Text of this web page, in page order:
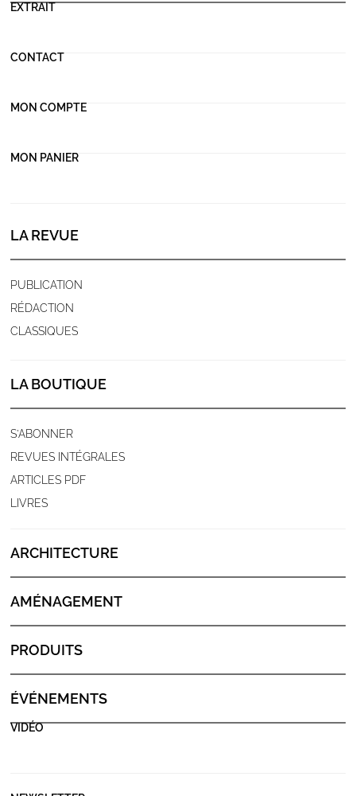
EXTRAIT
CONTACT
MON COMPTE
MON PANIER
LA REVUE
PUBLICATION
RÉDACTION
CLASSIQUES
LA BOUTIQUE
S'ABONNER
REVUES INTÉGRALES
ARTICLES PDF
LIVRES
ARCHITECTURE
AMÉNAGEMENT
PRODUITS
ÉVÉNEMENTS
VIDÉO